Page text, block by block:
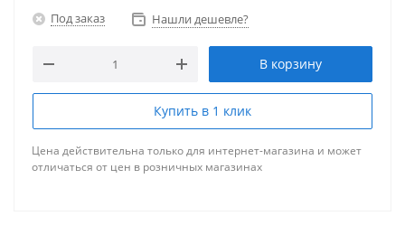
Под заказ Нашли дешевле?
В корзину
Купить в 1 клик
Цена действительна только для интернет-магазина и может
отличаться от цен в розничных магазинах